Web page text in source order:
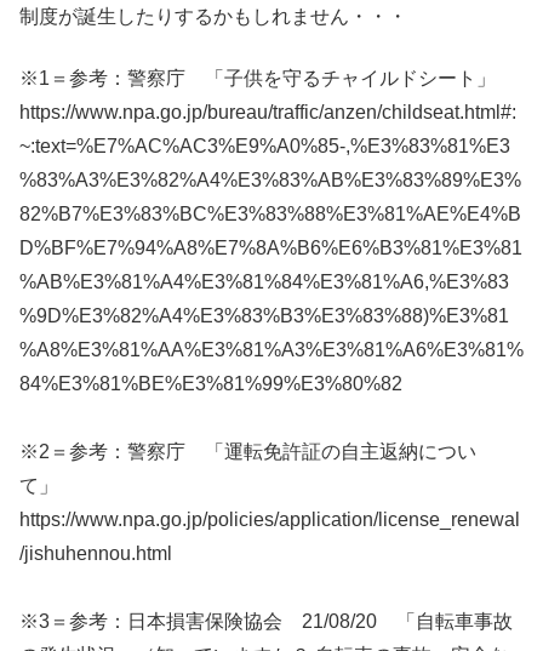
制度が誕生したりするかもしれません・・・
※1＝参考：警察庁 「子供を守るチャイルドシート」
https://www.npa.go.jp/bureau/traffic/anzen/childseat.html#:
~:text=%E7%AC%AC3%E9%A0%85-,%E3%83%81%E3
%83%A3%E3%82%A4%E3%83%AB%E3%83%89%E3%
82%B7%E3%83%BC%E3%83%88%E3%81%AE%E4%B
D%BF%E7%94%A8%E7%8A%B6%E6%B3%81%E3%81
%AB%E3%81%A4%E3%81%84%E3%81%A6,%E3%83
%9D%E3%82%A4%E3%83%B3%E3%83%88)%E3%81
%A8%E3%81%AA%E3%81%A3%E3%81%A6%E3%81%
84%E3%81%BE%E3%81%99%E3%80%82
※2＝参考：警察庁 「運転免許証の自主返納につい
て」
https://www.npa.go.jp/policies/application/license_renewal
/jishuhennou.html
※3＝参考：日本損害保険協会 21/08/20 「自転車事故